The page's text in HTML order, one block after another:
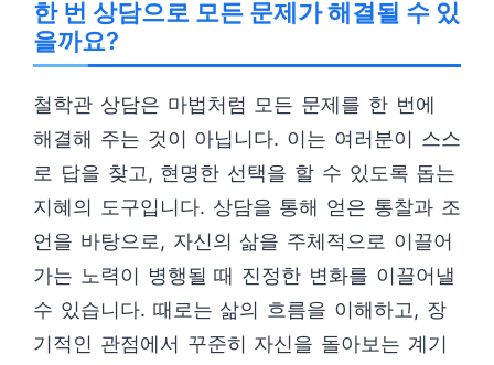
한 번 상담으로 모든 문제가 해결될 수 있
을까요?
철학관 상담은 마법처럼 모든 문제를 한 번에
해결해 주는 것이 아닙니다. 이는 여러분이 스스
로 답을 찾고, 현명한 선택을 할 수 있도록 돕는
지혜의 도구입니다. 상담을 통해 얻은 통찰과 조
언을 바탕으로, 자신의 삶을 주체적으로 이끌어
가는 노력이 병행될 때 진정한 변화를 이끌어낼
수 있습니다. 때로는 삶의 흐름을 이해하고, 장
기적인 관점에서 꾸준히 자신을 돌아보는 계기